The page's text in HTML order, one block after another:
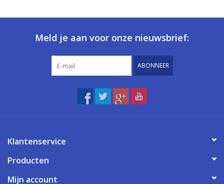
Meld je aan voor onze nieuwsbrief:
ABONNEER
Klantenservice
Producten
Mijn account